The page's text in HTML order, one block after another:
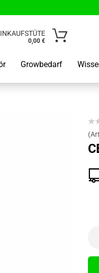
Lieferland
E-Mail
Kunden
0,00 €
Growbedarf